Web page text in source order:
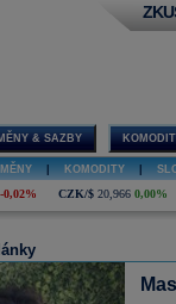
& SAZBY
MĚNY KOMODITY
-0,02% CZK/$ 20,966 0,00%